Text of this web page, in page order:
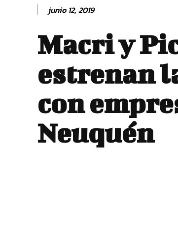
junio 12, 2019
Macri y
estrenan
con
Neuquén